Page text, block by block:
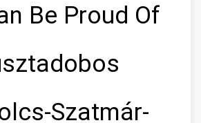
Be Proud Of
Szatmár-